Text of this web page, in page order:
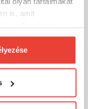
is, amit
meg
nem fogunk
kapcsolatban.